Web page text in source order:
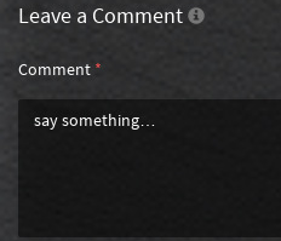
Leave a Comment
Comment *